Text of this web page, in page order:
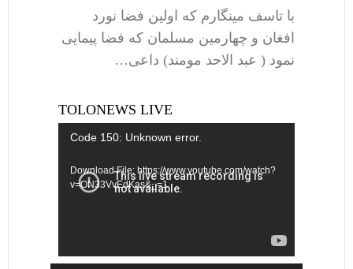
با تاسف مینگارم که اولین فضا نورد
افغان و چهارمین مسلمان که فضا پیمایی
نمود ( عبد الاحد مومند) داعی…
TOLONEWS LIVE
Video
Code 150: Unknown error.
Download File: https://www.youtube.com/watch?
v=ON33VvEdKas&_=1